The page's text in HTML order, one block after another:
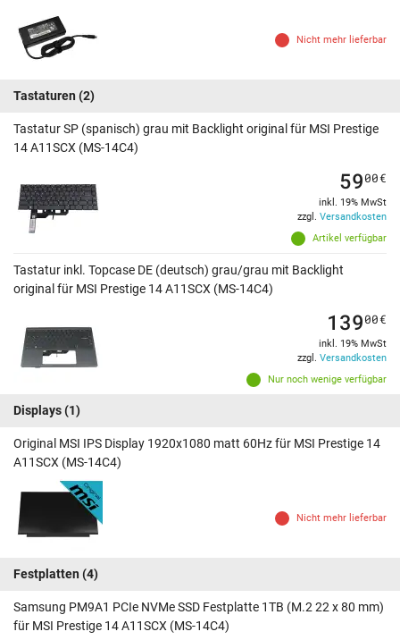
Nicht mehr lieferbar
Tastaturen (2)
Tastatur SP (spanisch) grau mit Backlight original für MSI Prestige
14 A11SCX (MS-14C4)
Artikel verfügbar
5900€
inkl. 19% MwSt
zzgl. Versandkosten
Tastatur inkl. Topcase DE (deutsch) grau/grau mit Backlight
original für MSI Prestige 14 A11SCX (MS-14C4)
Nur noch wenige verfügbar
13900€
inkl. 19% MwSt
zzgl. Versandkosten
Displays(1)
Original MSI IPS Display 1920x1080 matt 60Hz für MSI Prestige 14
A11SCX (MS-14C4)
Nicht mehr lieferbar
Festplatten (4)
Samsung PM9A1 PCIe NVMe SSD Festplatte 1TB (M.2 22 x 80 mm)
für MSI Prestige 14 A11SCX (MS-14C4)